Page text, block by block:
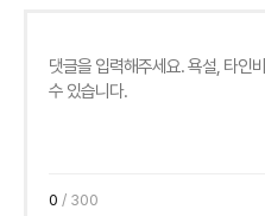
0 / 300